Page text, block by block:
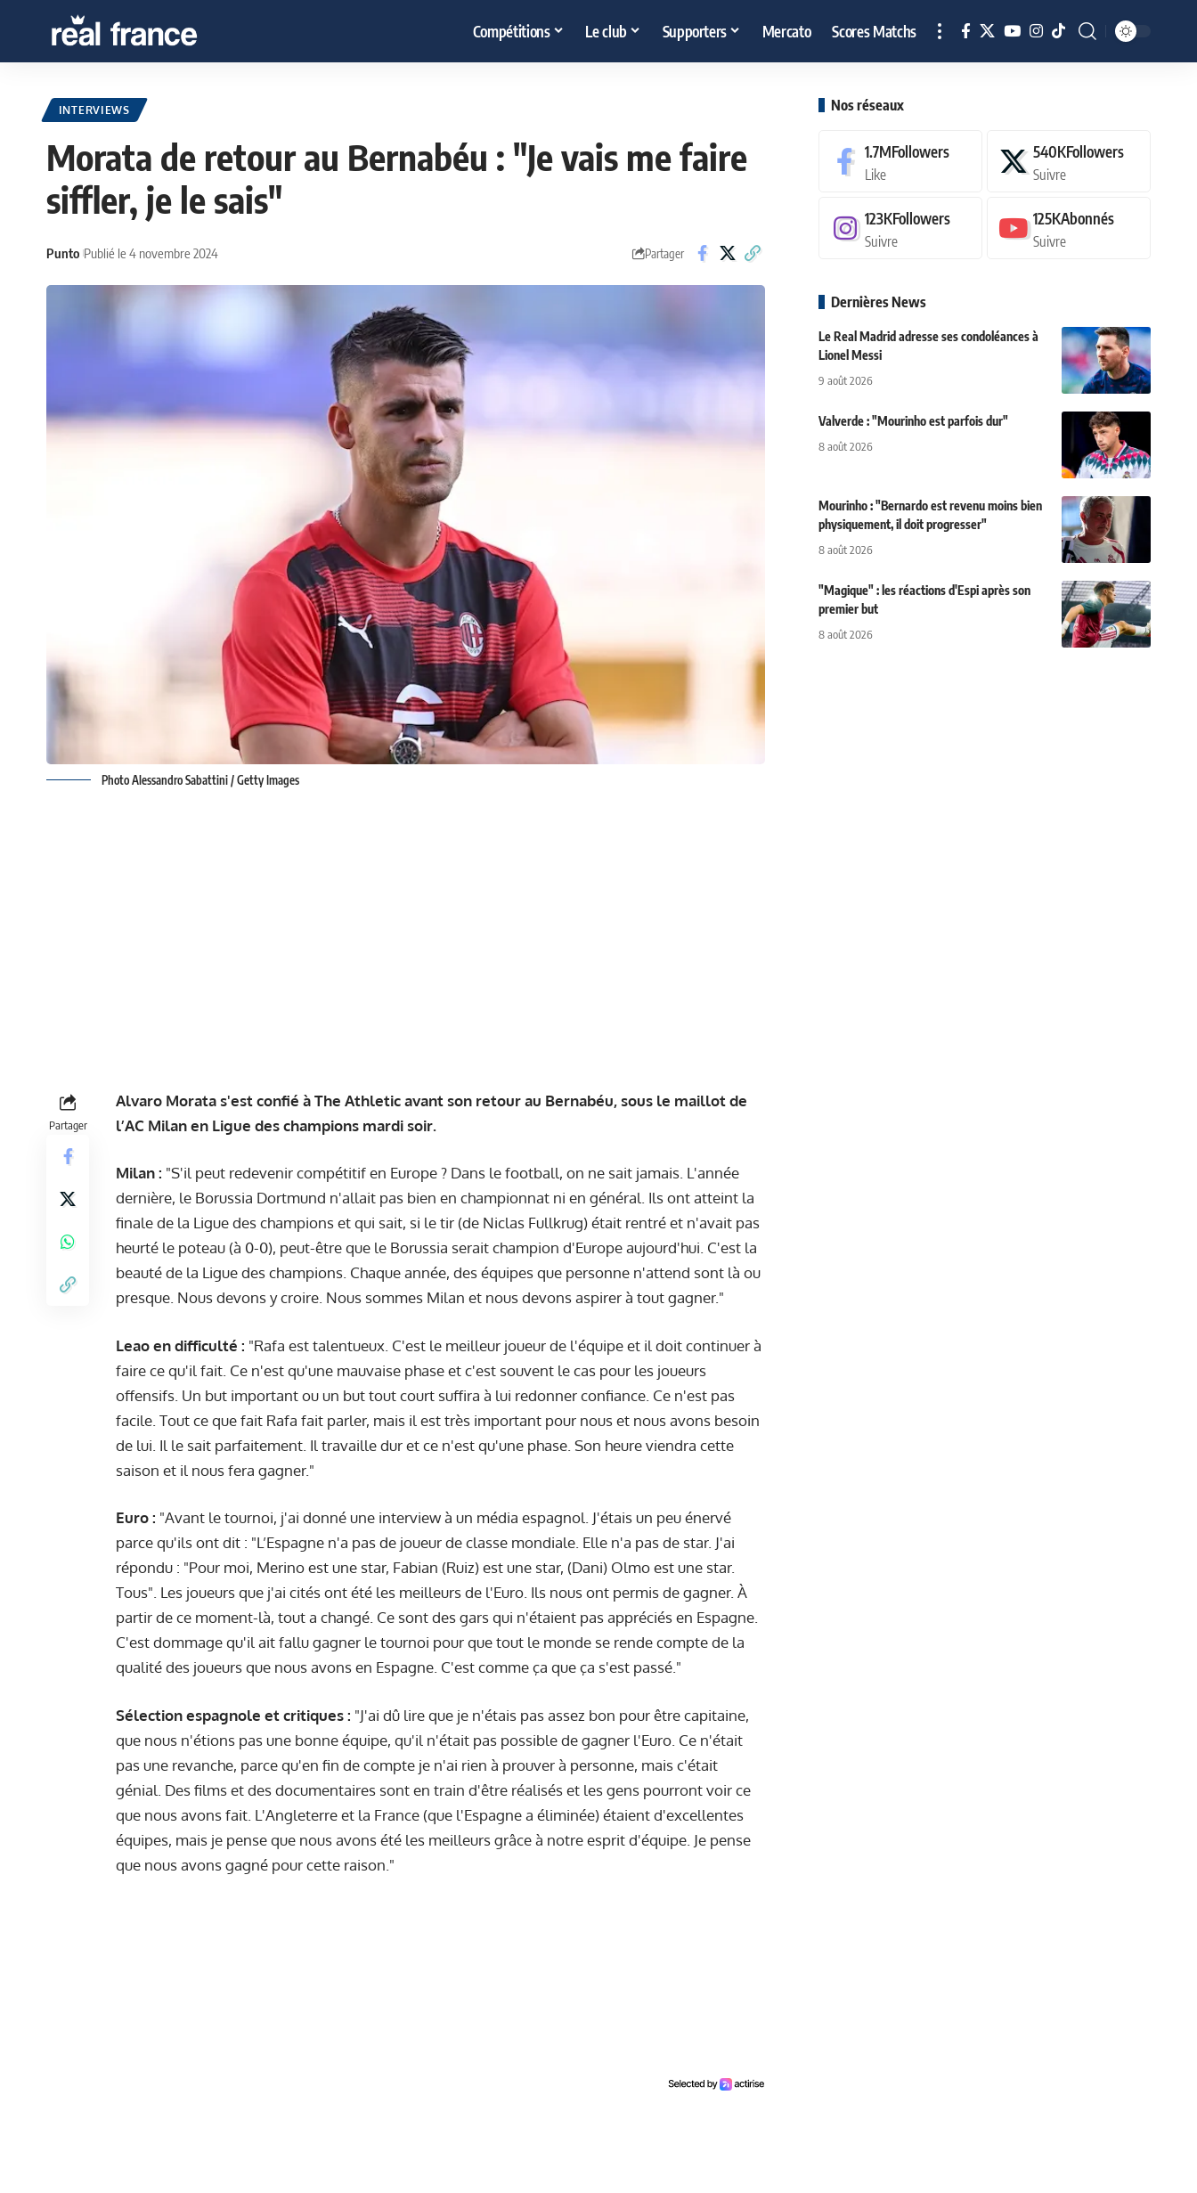
Compétitions Le club Supporters Mercato Scores Matchs
INTERVIEWS
Morata de retour au Bernabéu : "Je vais me faire
siffler, je le sais"
Punto Publié le 4 novembre 2024 Partager
Photo Alessandro Sabattini / Getty Images
Partager
Alvaro Morata s'est confié à The Athletic avant son retour au Bernabéu, sous le maillot de
l’AC Milan en Ligue des champions mardi soir.
Milan : "S'il peut redevenir compétitif en Europe ? Dans le football, on ne sait jamais. L'année
dernière, le Borussia Dortmund n'allait pas bien en championnat ni en général. Ils ont atteint la
finale de la Ligue des champions et qui sait, si le tir (de Niclas Fullkrug) était rentré et n'avait pas
heurté le poteau (à 0-0), peut-être que le Borussia serait champion d'Europe aujourd'hui. C'est la
beauté de la Ligue des champions. Chaque année, des équipes que personne n'attend sont là ou
presque. Nous devons y croire. Nous sommes Milan et nous devons aspirer à tout gagner."
Leao en difficulté : "Rafa est talentueux. C'est le meilleur joueur de l'équipe et il doit continuer à
faire ce qu'il fait. Ce n'est qu'une mauvaise phase et c'est souvent le cas pour les joueurs
offensifs. Un but important ou un but tout court suffira à lui redonner confiance. Ce n'est pas
facile. Tout ce que fait Rafa fait parler, mais il est très important pour nous et nous avons besoin
de lui. Il le sait parfaitement. Il travaille dur et ce n'est qu'une phase. Son heure viendra cette
saison et il nous fera gagner."
Euro : "Avant le tournoi, j'ai donné une interview à un média espagnol. J'étais un peu énervé
parce qu'ils ont dit : "L’Espagne n'a pas de joueur de classe mondiale. Elle n'a pas de star. J'ai
répondu : "Pour moi, Merino est une star, Fabian (Ruiz) est une star, (Dani) Olmo est une star.
Tous". Les joueurs que j'ai cités ont été les meilleurs de l'Euro. Ils nous ont permis de gagner. À
partir de ce moment-là, tout a changé. Ce sont des gars qui n'étaient pas appréciés en Espagne.
C'est dommage qu'il ait fallu gagner le tournoi pour que tout le monde se rende compte de la
qualité des joueurs que nous avons en Espagne. C'est comme ça que ça s'est passé."
Sélection espagnole et critiques : "J'ai dû lire que je n'étais pas assez bon pour être capitaine,
que nous n'étions pas une bonne équipe, qu'il n'était pas possible de gagner l'Euro. Ce n'était
pas une revanche, parce qu'en fin de compte je n'ai rien à prouver à personne, mais c'était
génial. Des films et des documentaires sont en train d'être réalisés et les gens pourront voir ce
que nous avons fait. L'Angleterre et la France (que l'Espagne a éliminée) étaient d'excellentes
équipes, mais je pense que nous avons été les meilleurs grâce à notre esprit d'équipe. Je pense
que nous avons gagné pour cette raison."
Nos réseaux
1.7MFollowers
Like
540KFollowers
Suivre
123KFollowers
Suivre
125KAbonnés
Suivre
Dernières News
Le Real Madrid adresse ses condoléances à
Lionel Messi
9 août 2026
Valverde : "Mourinho est parfois dur"
8 août 2026
Mourinho : "Bernardo est revenu moins bien
physiquement, il doit progresser"
8 août 2026
"Magique" : les réactions d'Espi après son
premier but
8 août 2026